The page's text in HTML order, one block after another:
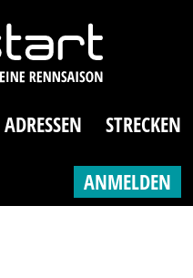
ADRESSEN STRECKEN
ANMELDEN